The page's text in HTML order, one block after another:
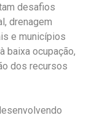
desafios
drenagem
e municípios
baixa ocupação,
dos recursos